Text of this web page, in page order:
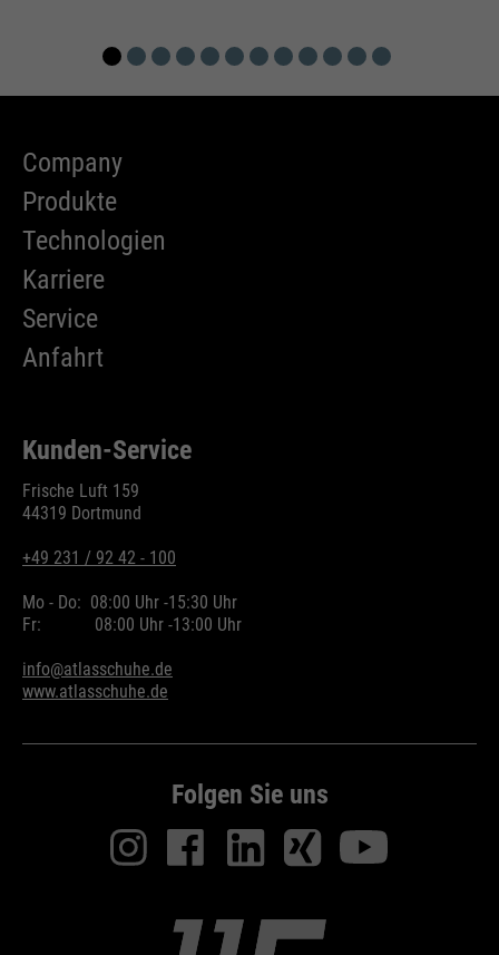
Company
Produkte
Technologien
Karriere
Service
Anfahrt
Kunden-Service
Frische Luft 159
44319 Dortmund
+49 231 / 92 42 - 100
Mo - Do: 08:00 Uhr -15:30 Uhr
Fr:
08:00 Uhr -13:00 Uhr
info@atlasschuhe.de
www.atlasschuhe.de
Folgen Sie uns